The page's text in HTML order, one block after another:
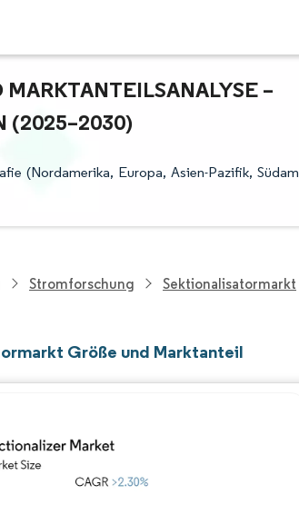
– W
(Nordamerika, Europa, Asien-Pazifik,
Stromforschung Sektionalisatormarkt
Größe und Marktanteil